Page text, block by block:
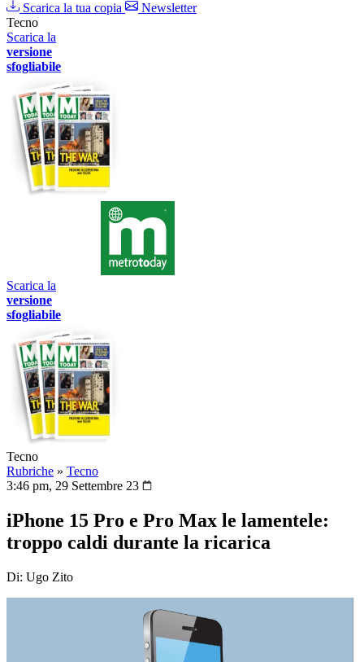
Scarica la tua copia
Newsletter
Tecno
Scarica la
versione
sfogliabile
Scarica la
versione
sfogliabile
Tecno
Rubriche » Tecno
3:46 pm, 29 Settembre 23
iPhone 15 Pro e Pro Max le lamentele:
troppo caldi durante la ricarica
Di: Ugo Zito